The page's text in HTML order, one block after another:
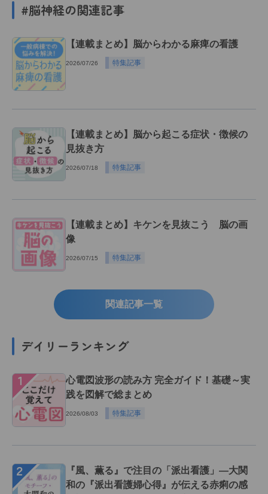
#脳神経の関連記事
【連載まとめ】脳からわかる麻痺の看護
2026/07/26 特集記事
【連載まとめ】脳から起こる症状・徴候の
見抜き方
2026/07/18 特集記事
【連載まとめ】キケンを見抜こう 脳の画
像
2026/07/15 特集記事
関連記事一覧
デイリーランキング
１
心電図波形の読み方 完全ガイド！基礎～実
践を図解で総まとめ
2026/08/03 特集記事
２
『風、薫る』で注目の「派出看護」―大関
和の『派出看護婦心得』が伝える赤痢の感